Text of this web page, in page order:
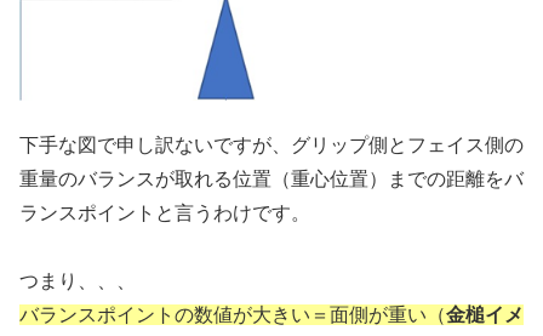
下手な図で申し訳ないですが、グリップ側とフェイス側の
重量のバランスが取れる位置（重心位置）までの距離をバ
ランスポイントと言うわけです。
つまり、、、
バランスポイントの数値が大きい＝面側が重い（金槌イメ